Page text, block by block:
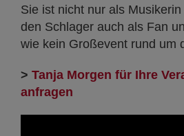
Sie ist nicht nur als
den Schlager auch als Fan
wie kein Großevent rund um
> Tanja Morgen für Ihre
anfragen